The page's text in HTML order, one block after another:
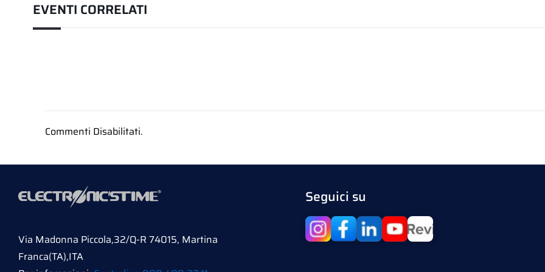
EVENTI CORRELATI
Commenti Disabilitati.
Via Madonna Piccola,32/Q-R 74015, Martina
Franca(TA),ITA
Seguici su